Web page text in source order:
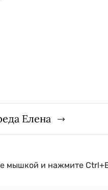
Елена
мышкой и нажмите